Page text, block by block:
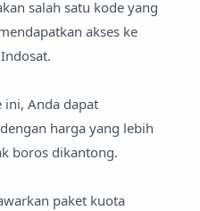
salah satu kode yang
akses ke
ini, Anda dapat
harga yang lebih
boros dikantong.
paket kuota